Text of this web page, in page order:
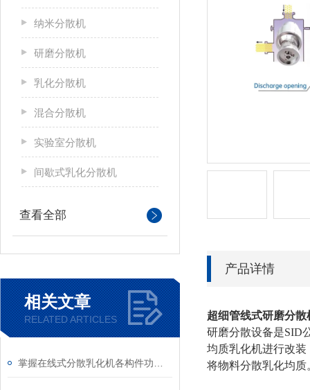
纳米分散机
研磨分散机
乳化分散机
混合分散机
实验室分散机
间歇式乳化分散机
查看全部
相关文章
RELATED ARTICLES
产品详情
超细管线式研磨分散
研磨分散设备是SID
均质乳化机进行改
将物料分散乳化均质